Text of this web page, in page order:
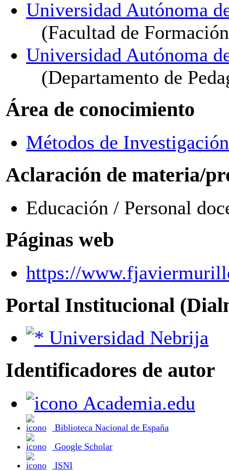
Universidad Autónoma
(Facultad de
Universidad Autónoma
(Departamento de
Área de conocimiento
Métodos de
Aclaración de materia/
Educación / Personal
Páginas web
https://
Portal Institucional
Universidad Nebrija
Identificadores de autor
Academia.edu
Biblioteca Nacional de España
Google Scholar
ISNI